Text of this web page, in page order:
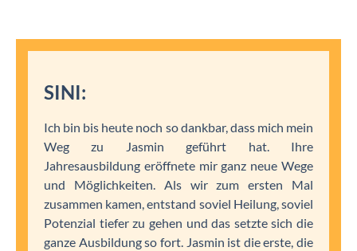
SINI:
Ich bin bis heute noch so dankbar, dass mich mein
Weg zu Jasmin geführt hat. Ihre
Jahresausbildung eröffnete mir ganz neue Wege
und Möglichkeiten. Als wir zum ersten Mal
zusammen kamen, entstand soviel Heilung, soviel
Potenzial tiefer zu gehen und das setzte sich die
ganze Ausbildung so fort. Jasmin ist die erste, die